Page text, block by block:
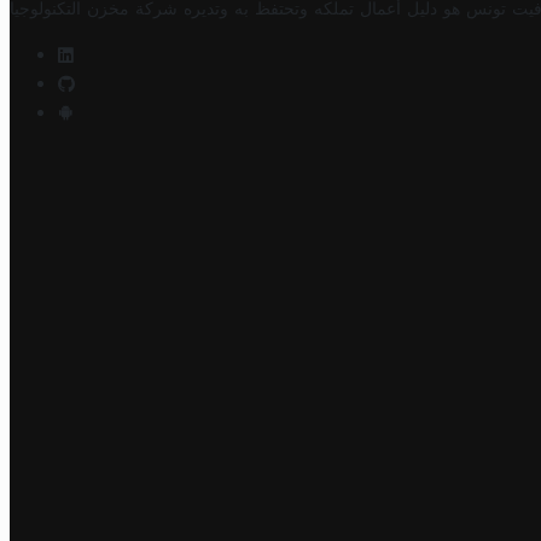
تونس هو دليل أعمال تملكه وتحتفظ به وتديره شركة مخزن التكنولوجيا